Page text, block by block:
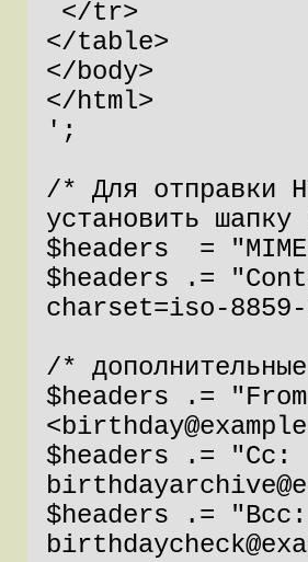
</table>
</body>
</html>
';
/* Для отправки
установить
$headers  =
$headers .=
charset=iso-
/*
$headers .=
$headers .= "Cc:
$headers .= "Bcc: